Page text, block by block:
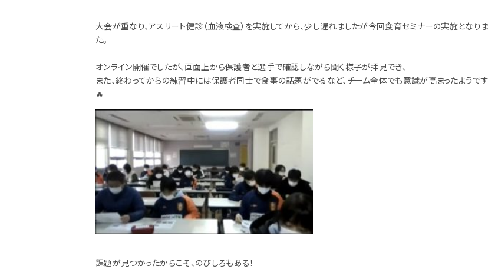
大会が重なり、アスリート健診（血液検査）を実施してから、少し遅れましたが今回食育セミナーの実施となり
た。
オンライン開催でしたが、画面上から保護者と選手で確認しながら聞く様子が拝見でき、
また、終わってからの練習中には保護者同士で食事の話題がでるなど、チーム全体でも意識が高まったようです
🔥
課題が見つかったからこそ、のびしろもある！